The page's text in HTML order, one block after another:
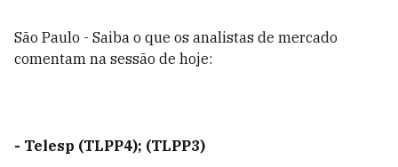
São Paulo - Saiba o que os analistas de mercado
comentam na sessão de hoje:
- Telesp (TLPP4); (TLPP3)